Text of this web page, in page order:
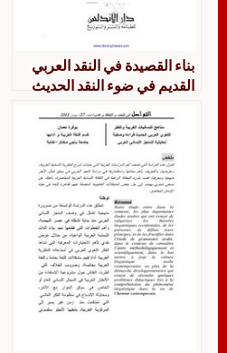
بناء القصيدة في النقد العربي
القديم في ضوء النقد الحديث